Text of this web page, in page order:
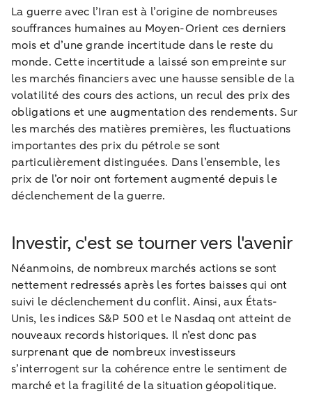
La guerre avec l’Iran est à l’origine de nombreuses
souffrances humaines au Moyen-Orient ces derniers
mois et d’une grande incertitude dans le reste du
monde. Cette incertitude a laissé son empreinte sur
les marchés financiers avec une hausse sensible de la
volatilité des cours des actions, un recul des prix des
obligations et une augmentation des rendements. Sur
les marchés des matières premières, les fluctuations
importantes des prix du pétrole se sont
particulièrement distinguées. Dans l’ensemble, les
prix de l’or noir ont fortement augmenté depuis le
déclenchement de la guerre.
Investir, c'est se tourner vers l'avenir
Néanmoins, de nombreux marchés actions se sont
nettement redressés après les fortes baisses qui ont
suivi le déclenchement du conflit. Ainsi, aux États-
Unis, les indices S&P 500 et le Nasdaq ont atteint de
nouveaux records historiques. Il n’est donc pas
surprenant que de nombreux investisseurs
s’interrogent sur la cohérence entre le sentiment de
marché et la fragilité de la situation géopolitique.